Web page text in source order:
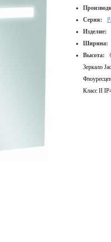
Серия:
Изделие:
Ширина:
Высота:
Зеркало
Класс II